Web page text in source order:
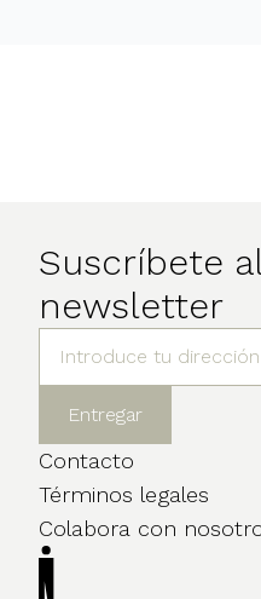
Suscríbete
newsletter
Contacto
Términos legales
Colabora con